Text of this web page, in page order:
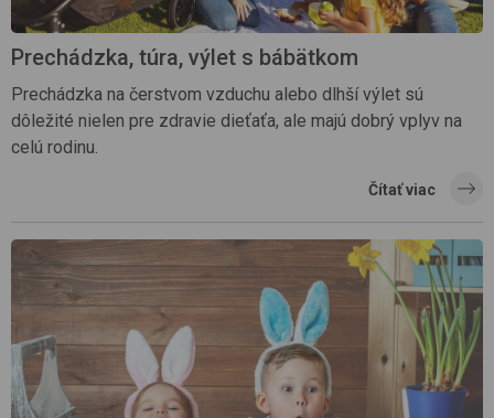
Prechádzka, túra, výlet s bábätkom
Prechádzka na čerstvom vzduchu alebo dlhší výlet sú
dôležité nielen pre zdravie dieťaťa, ale majú dobrý vplyv na
celú rodinu.
Čítať viac